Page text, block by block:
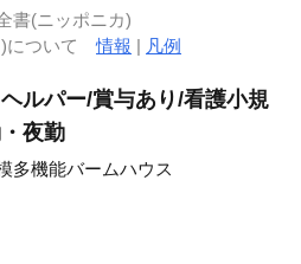
書(ニッポニカ)
)について情報 | 凡例
ルパー/賞与あり/看護小規
夜勤
多機能バームハウス